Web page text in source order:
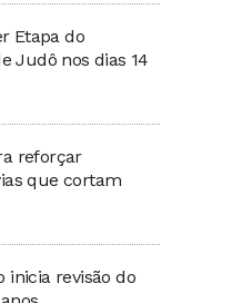
Etapa do
Judô nos dias 14
reforçar
que cortam
inicia revisão do